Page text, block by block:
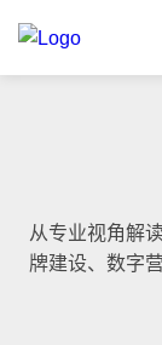
从专业视角解
牌建设、数字